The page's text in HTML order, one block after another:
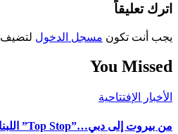
اترك تعليقاً
يجب أنت تكون مسجل الدخول لتضيف
You Missed
الأخبار الإفتتاحية
من بيروت إلى دبي…”Top Stop” اللبنانية تقتحم المعارض الدولية